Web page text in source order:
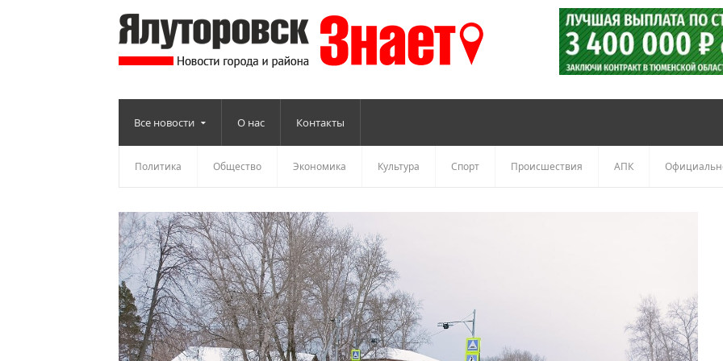
Все новости О нас Контакты
Политика Общество Экономика Культура Спорт Происшествия АПК